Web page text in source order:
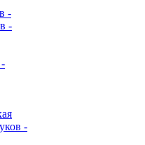
-
-
-